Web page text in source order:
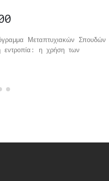
Μεταπτυχιακών Σπουδών
εντροπία: η χρήση των